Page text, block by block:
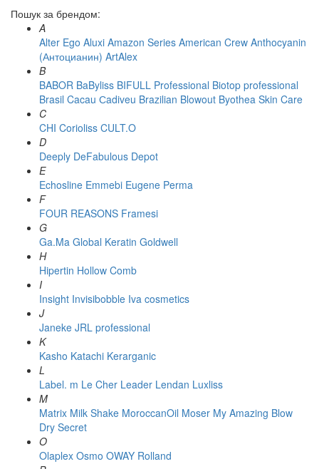
Пошук за брендом:
A
Alter Ego Aluxi Amazon Series American Crew Anthocyanin
(Антоцианин) ArtAlex
B
BABOR BaByliss BIFULL Professional Biotop professional
Brasil Cacau Сadiveu Brazilian Blowout Byothea Skin Care
C
CHI Corioliss CULT.O
D
Deeply DeFabulous Depot
E
Echosline Emmebi Eugene Perma
F
FOUR REASONS Framesi
G
Ga.Ma Global Keratin Goldwell
H
Hipertin Hollow Comb
I
Insight Invisibobble Iva cosmetics
J
Janeke JRL professional
K
Kasho Katachi Kerarganic
L
Label. m Le Cher Leader Lendan Luxliss
M
Matrix Milk Shake MoroccanOil Moser My Amazing Blow
Dry Secret
O
Olaplex Osmo OWAY Rolland